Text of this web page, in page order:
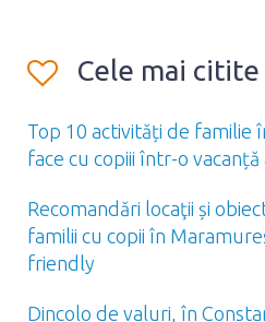
Cele mai citite
Top 10 activități de familie
face cu copiii într-o vacanță
Recomandări locaţii și
familii cu copii în
friendly
Dincolo de valuri, în